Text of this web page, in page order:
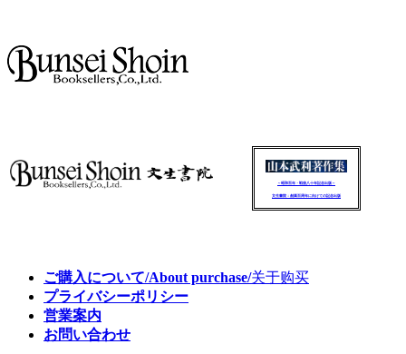
～昭和百年・戦後八十年記念出版～
文生書院：創業百周年に向けての記念出版
ご購入について/About purchase/关于购买
プライバシーポリシー
営業案内
お問い合わせ